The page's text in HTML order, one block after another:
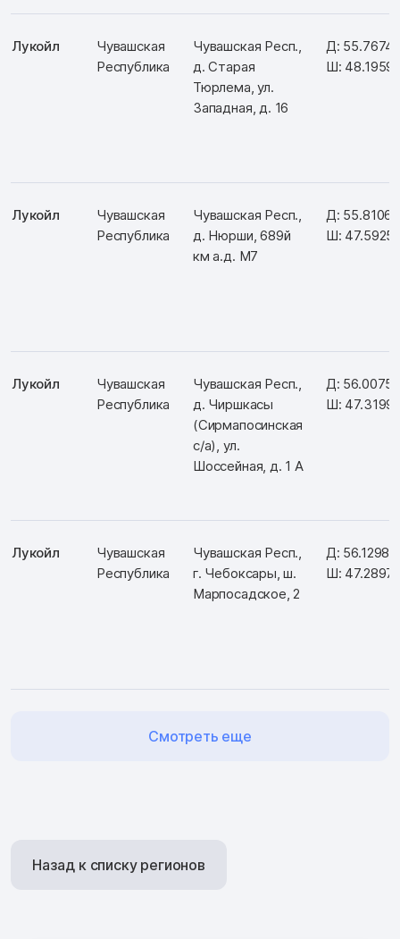
Лукойл
Чувашская
Республика
Чувашская Респ.,
д. Старая
Тюрлема, ул.
Западная, д. 16
Д:
Ш:
Лукойл
Чувашская
Республика
Чувашская Респ.,
д. Нюрши, 689й
км а.д. М7
Д:
Ш:
Лукойл
Чувашская
Республика
Чувашская Респ.,
д. Чиршкасы
(Сирмапосинская
с/а), ул.
Шоссейная, д. 1 А
Д:
Ш:
Лукойл
Чувашская
Республика
Чувашская Респ.,
г. Чебоксары, ш.
Марпосадское, 2
Д:
Ш:
Смотреть еще
Назад к списку регионов